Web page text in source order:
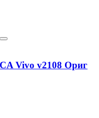
Vivo v2108 Ориг